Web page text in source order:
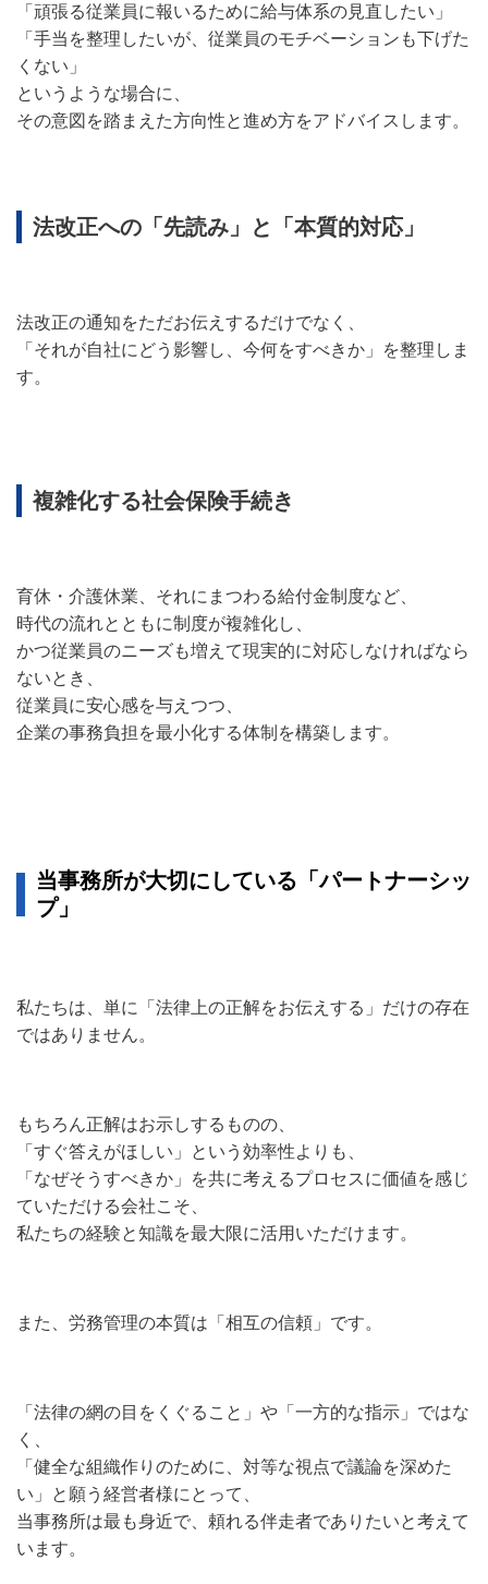
「頑張る従業員に報いるために給与体系の見直したい」
「手当を整理したいが、従業員のモチベーションも下げた
くない」
というような場合に、
その意図を踏まえた方向性と進め方をアドバイスします。
法改正への「先読み」と「本質的対応」
法改正の通知をただお伝えするだけでなく、
「それが自社にどう影響し、今何をすべきか」を整理しま
す。
複雑化する社会保険手続き
育休・介護休業、それにまつわる給付金制度など、
時代の流れとともに制度が複雑化し、
かつ従業員のニーズも増えて現実的に対応しなければなら
ないとき、
従業員に安心感を与えつつ、
企業の事務負担を最小化する体制を構築します。
当事務所が大切にしている「パートナーシッ
プ」
私たちは、単に「法律上の正解をお伝えする」だけの存在
ではありません。
もちろん正解はお示しするものの、
「すぐ答えがほしい」という効率性よりも、
「なぜそうすべきか」を共に考えるプロセスに価値を感じ
ていただける会社こそ、
私たちの経験と知識を最大限に活用いただけます。
また、労務管理の本質は「相互の信頼」です。
「法律の網の目をくぐること」や「一方的な指示」ではな
く、
「健全な組織作りのために、対等な視点で議論を深めた
い」と願う経営者様にとって、
当事務所は最も身近で、頼れる伴走者でありたいと考えて
います。